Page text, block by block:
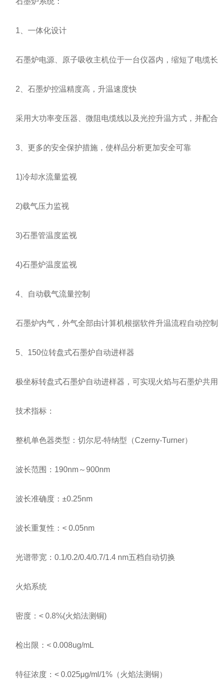
1、一体化设计
石墨炉电源、原子吸收主机位于一台仪器内，缩短了电缆
2、石墨炉控温精度高，升温速度快
采用大功率变压器、微阻电缆线以及光控升温方式，并配
3、更多的安全保护措施，使样品分析更加安全可靠
1)冷却水流量监视
2)载气压力监视
3)石墨管温度监视
4)石墨炉温度监视
4、自动载气流量控制
石墨炉内气，外气全部由计算机根据软件升温流程自动控
5、150位转盘式石墨炉自动进样器
极坐标转盘式石墨炉自动进样器，可实现火焰与石墨炉共
技术指标：
整机单色器类型：切尔尼-特纳型（Czerny-Turner）
波长范围：190nm～900nm
波长准确度：±0.25nm
波长重复性：< 0.05nm
光谱带宽：0.1/0.2/0.4/0.7/1.4 nm五档自动切换
火焰系统
密度：< 0.8%(火焰法测铜)
检出限：< 0.008ug/mL
特征浓度：< 0.025μg/ml/1%（火焰法测铜）